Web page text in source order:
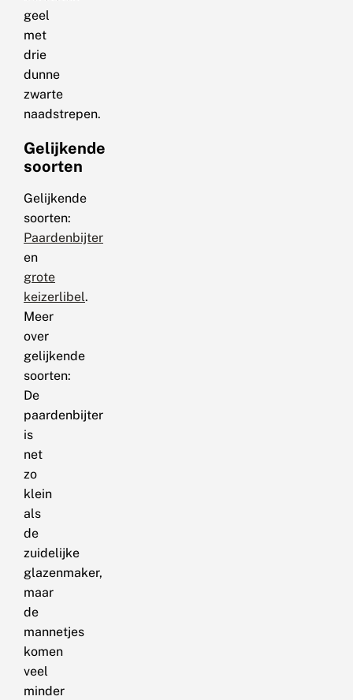
geel
met
drie
dunne
zwarte
naadstrepen.
Gelijkende
soorten
Gelijkende
soorten:
Paardenbijter
en
grote
keizerlibel.
Meer
over
gelijkende
soorten:
De
paardenbijter
is
net
zo
klein
als
de
zuidelijke
glazenmaker,
maar
de
mannetjes
komen
veel
minder